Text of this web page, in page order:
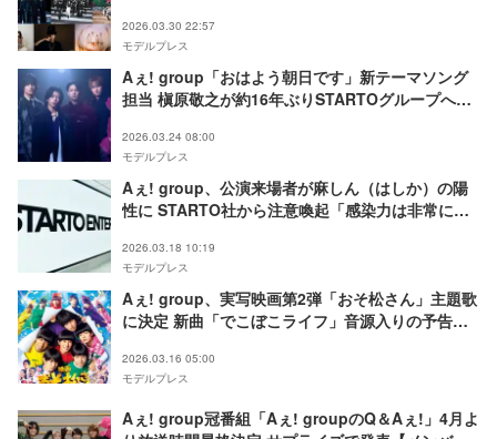
2026.03.30 22:57
モデルプレス
Aぇ! group「おはよう朝日です」新テーマソング
担当 槇原敬之が約16年ぶりSTARTOグループへ楽
2026.03.24 08:00
モデルプレス
Aぇ! group、公演来場者が麻しん（はしか）の陽
性に STARTO社から注意喚起「感染力は非常に強
2026.03.18 10:19
モデルプレス
Aぇ! group、実写映画第2弾「おそ松さん」主題歌
に決定 新曲「でこぼこライフ」音源入りの予告公
2026.03.16 05:00
モデルプレス
Aぇ! group冠番組「Aぇ! groupのQ＆Aぇ!」4月よ